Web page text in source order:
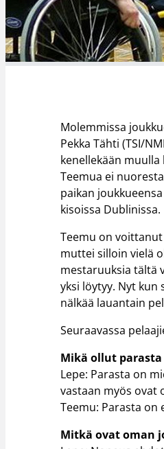
Molemmissa
Pekka Tähti (TSI/
kenellekään
Teemua ei
paikan
kisoissa Dublinissa.
Teemu on
muttei silloin vielä
mestaruuksia tältä
yksi löytyy. Nyt kun
nälkää lauantain
Seuraavassa
Mikä ollut
Lepe: Parasta on
vastaan myös ovat
Teemu: Parasta on
Mitkä ovat oman